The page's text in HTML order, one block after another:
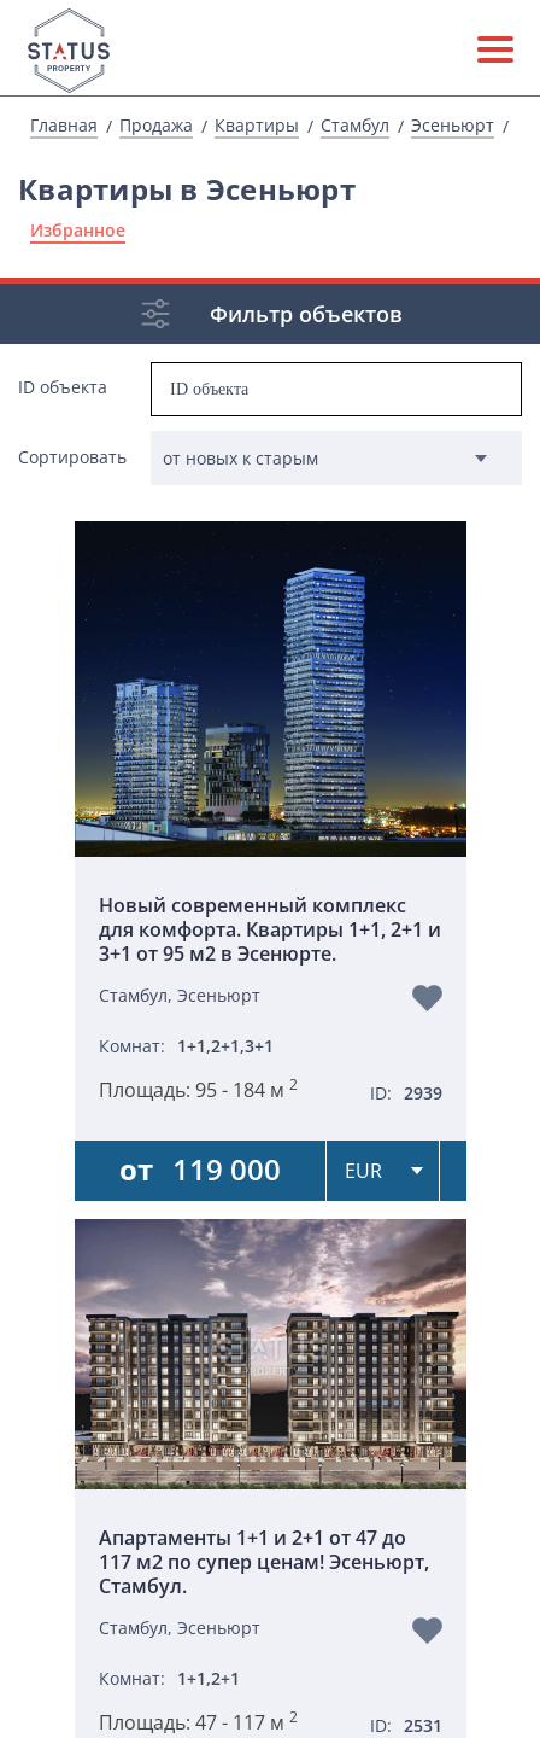
Главная Продажа Квартиры Стамбул Эсеньюрт
Квартиры в Эсеньюрт
Избранное
Фильтр объектов
ID объекта
Сортировать
Новый современный комплекс
для комфорта. Квартиры 1+1, 2+1 и
3+1 от 95 м2 в Эсенюрте.
Стамбул, Эсеньюрт
Комнат: 1+1,2+1,3+1
Площадь: 95 - 184 м 2 ID: 2939
от 119 000
Апартаменты 1+1 и 2+1 от 47 до
117 м2 по супер ценам! Эсеньюрт,
Стамбул.
Стамбул, Эсеньюрт
Комнат: 1+1,2+1
Площадь: 47 - 117 м 2 ID: 2531